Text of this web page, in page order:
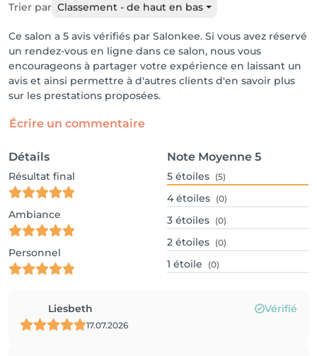
Trier par Classement - de haut en bas
Ce salon a 5 avis vérifiés par Salonkee. Si vous avez réservé
un rendez-vous en ligne dans ce salon, nous vous
encourageons à partager votre expérience en laissant un
avis et ainsi permettre à d'autres clients d'en savoir plus
sur les prestations proposées.
Écrire un commentaire
Détails
Résultat final
Ambiance
Personnel
Note Moyenne 5
5 étoiles (5)
4 étoiles (0)
3 étoiles (0)
2 étoiles (0)
1 étoile (0)
Liesbeth Vérifié
17.07.2026